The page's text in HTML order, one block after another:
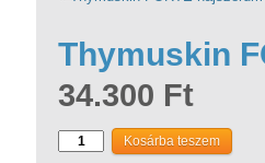
Thymuskin
34.300 Ft